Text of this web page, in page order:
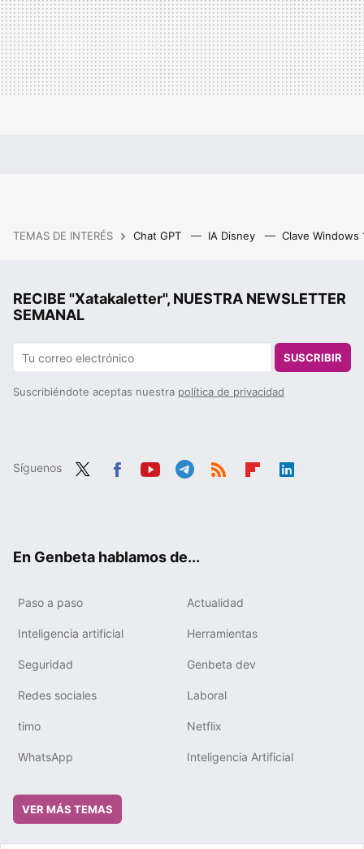
TEMAS DE INTERÉS Chat GPT IA Disney Clave Windows
RECIBE "Xatakaletter", NUESTRA NEWSLETTER
SEMANAL
SUSCRIBIR
Suscribiéndote aceptas nuestra política de privacidad
Síguenos
En Genbeta hablamos de...
Paso a paso Actualidad
Inteligencia artificial Herramientas
Seguridad Genbeta dev
Redes sociales Laboral
timo Netflix
WhatsApp Inteligencia Artificial
VER MÁS TEMAS